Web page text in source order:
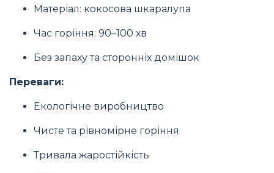
Матеріал: кокосова шкаралупа
Час горіння: 90–100 хв
Без запаху та сторонніх домішок
Переваги:
Екологічне виробництво
Чисте та рівномірне горіння
Тривала жаростійкість